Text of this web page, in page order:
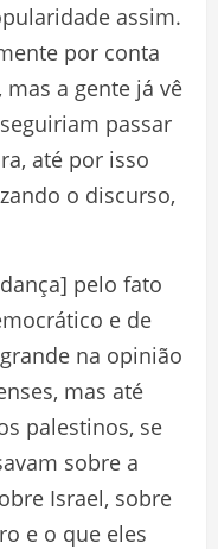
assim.
por conta
a gente já vê
passar
até por isso
o discurso,
pelo fato
e de
na opinião
mas até
palestinos, se
sobre a
Israel, sobre
e o que eles